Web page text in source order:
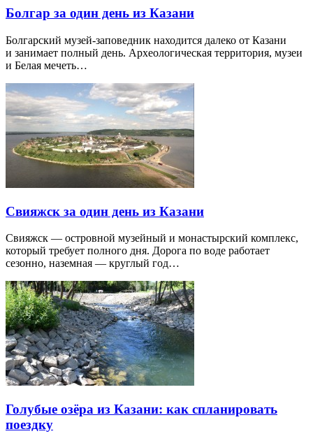
Болгар за один день из Казани
Болгарский музей-заповедник находится далеко от Казани
и занимает полный день. Археологическая территория, музеи
и Белая мечеть…
Свияжск за один день из Казани
Свияжск — островной музейный и монастырский комплекс,
который требует полного дня. Дорога по воде работает
сезонно, наземная — круглый год…
Голубые озёра из Казани: как спланировать
поездку